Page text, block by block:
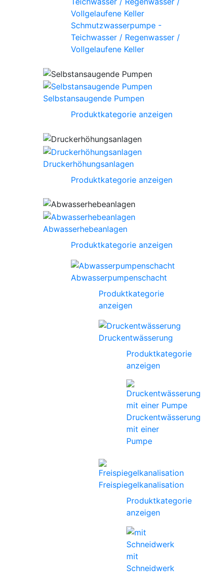
Schmutzwasserpumpe -
Teichwasser / Regenwasser /
Vollgelaufene Keller
Selbstansaugende Pumpen
Produktkategorie anzeigen
Druckerhöhungsanlagen
Produktkategorie anzeigen
Abwasserhebeanlagen
Produktkategorie anzeigen
Abwasserpumpenschacht
Produktkategorie
anzeigen
Druckentwässerung
Produktkategorie
anzeigen
Druckentwässerung
mit einer
Pumpe
Freispiegelkanalisation
Produktkategorie
anzeigen
mit
Schneidwerk